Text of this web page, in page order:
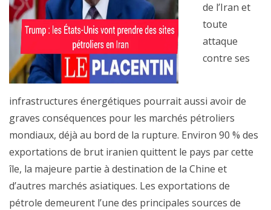
de l’Iran et
toute
attaque
contre ses
infrastructures énergétiques pourrait aussi avoir de
graves conséquences pour les marchés pétroliers
mondiaux, déjà au bord de la rupture. Environ 90 % des
exportations de brut iranien quittent le pays par cette
île, la majeure partie à destination de la Chine et
d’autres marchés asiatiques. Les exportations de
pétrole demeurent l’une des principales sources de